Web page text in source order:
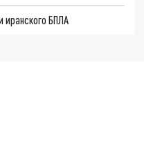
БПЛА